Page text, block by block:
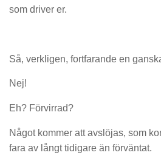
som driver er.
Så, verkligen, fortfarande en
Nej!
Eh? Förvirrad?
Något kommer att avslöjas, som
fara av långt tidigare än förväntat.